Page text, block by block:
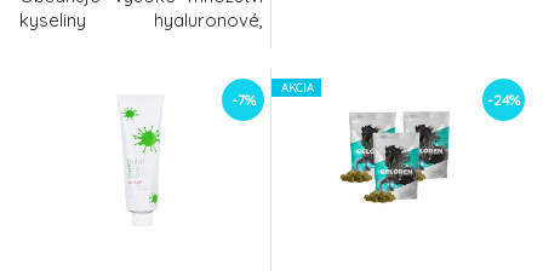
kyseliny hyaluronové,
kolagenu, želatiny a vitamínu
C, jenž přispívá k normální
tvorbě kolagenu pro
normální funkci kostí a
chrupavek. KLOUBY, VAZY,
ŠLACHY Díky příjemné chuti
-7%
AKCIA
-24%